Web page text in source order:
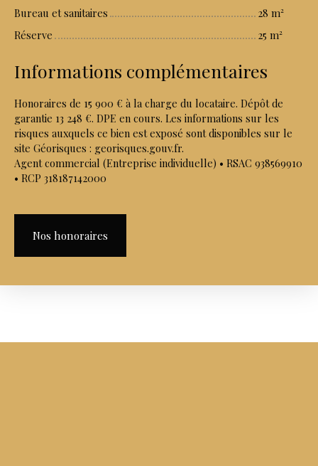
Bureau et sanitaires
28 m²
Réserve
25 m²
Informations complémentaires
Honoraires de 15 900 € à la charge du locataire. Dépôt de
garantie 13 248 €. DPE en cours. Les informations sur les
risques auxquels ce bien est exposé sont disponibles sur le
site Géorisques : georisques.gouv.fr.
Agent commercial (Entreprise individuelle) • RSAC 938569910
• RCP 318187142000
Nos honoraires